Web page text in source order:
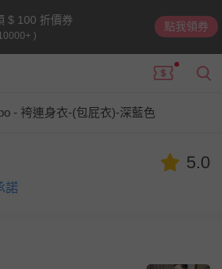
$ 100 折價券
)
點我領券
- 袴連身衣-(包屁衣)-深藍色
諾
5.0